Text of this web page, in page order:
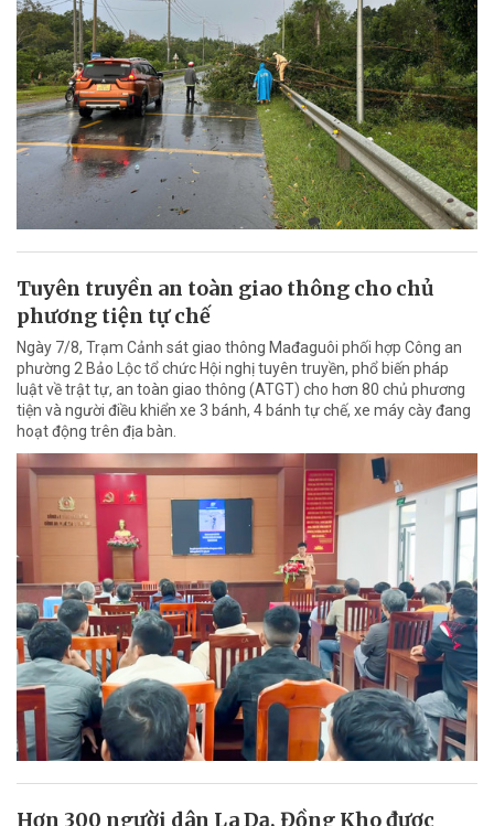
Tuyên truyền an toàn giao thông cho chủ
phương tiện tự chế
Ngày 7/8, Trạm Cảnh sát giao thông Mađaguôi phối hợp Công an
phường 2 Bảo Lộc tổ chức Hội nghị tuyên truyền, phổ biến pháp
luật về trật tự, an toàn giao thông (ATGT) cho hơn 80 chủ phương
tiện và người điều khiển xe 3 bánh, 4 bánh tự chế, xe máy cày đang
hoạt động trên địa bàn.
Hơn 300 người dân La Dạ, Đồng Kho được